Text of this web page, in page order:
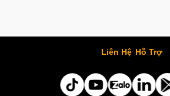
Liên Hệ Hỗ Trợ